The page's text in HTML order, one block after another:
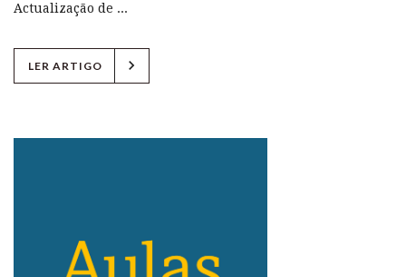
Actualização de ...
LER ARTIGO chevron_right